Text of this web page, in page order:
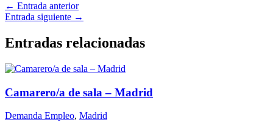
← Entrada anterior
Entrada siguiente →
Entradas relacionadas
Camarero/a de sala – Madrid
Demanda Empleo, Madrid